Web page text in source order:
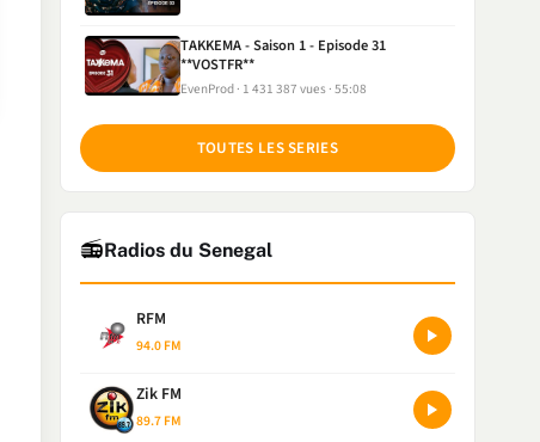
TAKKEMA - Saison 1 - Episode 31
**VOSTFR**
EvenProd 1 431 387 vues 55:08
TOUTES LES SERIES
📻Radios du Senegal
RFM
94.0 FM
Zik FM
89.7 FM